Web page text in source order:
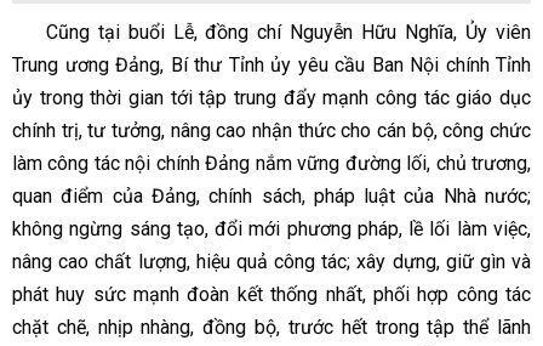
Cũng tại buổi Lễ, đồng chí Nguyễn Hữu Nghĩa, Ủy viên
Trung ương Đảng, Bí thư Tỉnh ủy yêu cầu Ban Nội chính Tỉnh
ủy trong thời gian tới tập trung đẩy mạnh công tác giáo dục
chính trị, tư tưởng, nâng cao nhận thức cho cán bộ, công chức
làm công tác nội chính Đảng nắm vững đường lối, chủ trương,
quan điểm của Đảng, chính sách, pháp luật của Nhà nước;
không ngừng sáng tạo, đổi mới phương pháp, lề lối làm việc,
nâng cao chất lượng, hiệu quả công tác; xây dựng, giữ gìn và
phát huy sức mạnh đoàn kết thống nhất, phối hợp công tác
chặt chẽ, nhịp nhàng, đồng bộ, trước hết trong tập thể lãnh